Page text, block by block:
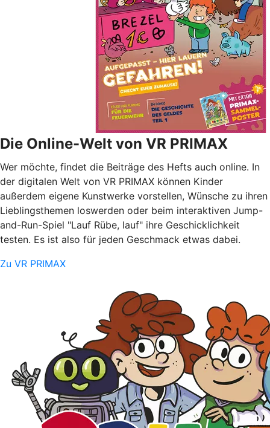
Die Online-Welt von VR PRIMAX
Wer möchte, findet die Beiträge des Hefts auch online. In
der digitalen Welt von VR PRIMAX können Kinder
außerdem eigene Kunstwerke vorstellen, Wünsche zu ihren
Lieblingsthemen loswerden oder beim interaktiven Jump-
and-Run-Spiel "Lauf Rübe, lauf" ihre Geschicklichkeit
testen. Es ist also für jeden Geschmack etwas dabei.
Zu VR PRIMAX